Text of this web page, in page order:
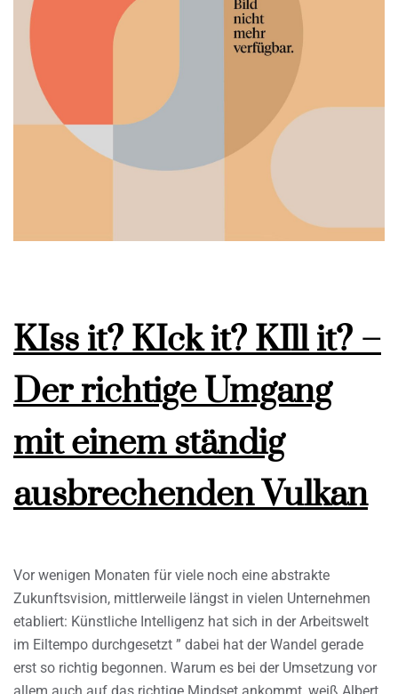
KIss it? KIck it? KIll it? –
Der richtige Umgang
mit einem ständig
ausbrechenden Vulkan
Vor wenigen Monaten für viele noch eine abstrakte
Zukunftsvision, mittlerweile längst in vielen Unternehmen
etabliert: Künstliche Intelligenz hat sich in der Arbeitswelt
im Eiltempo durchgesetzt ” dabei hat der Wandel gerade
erst so richtig begonnen. Warum es bei der Umsetzung vor